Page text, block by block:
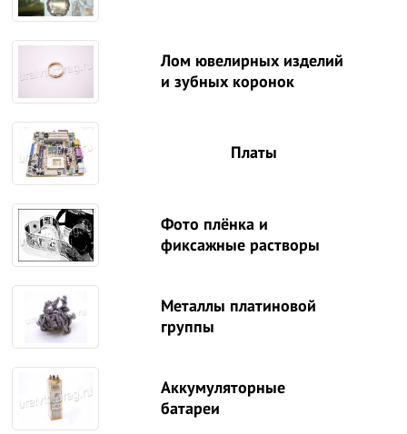
Лом ювелирных изделий
и зубных коронок
Платы
Фото плёнка и
фиксажные растворы
Металлы платиновой
группы
Аккумуляторные
батареи